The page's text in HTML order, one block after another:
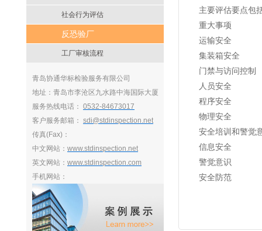
社会行为评估
反恐验厂
工厂审核流程
青岛协通华标检验服务有限公司
地址：青岛市李沧区九水路中海国际大厦
服务热线电话： 0532-84673017
客户服务邮箱： sdi@stdinspection.net
传真(Fax)：
中文网站： www.stdinspection.net
英文网站： www.stdinspection.com
手机网站：
主要评估要点包
重大事项
运输安全
集装箱安全
门禁与访问控制
人员安全
程序安全
物理安全
安全培训和警觉
信息安全
警觉意识
安全防范